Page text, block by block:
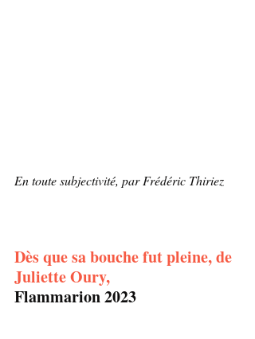
En toute subjectivité, par Frédéric Thiriez
Dès que sa bouche fut pleine, de
Juliette Oury,
Flammarion 2023